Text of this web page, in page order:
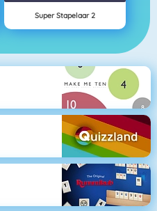
Super Stapelaar 2